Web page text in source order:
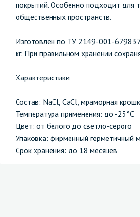
покрытий. Особенно подходит для
общественных пространств.
Изготовлен по ТУ 2149-001-
кг. При правильном хранении
Характеристики
Состав: NaCl, CaCl, мраморная
Температура применения: до -25°C
Цвет: от белого до светло-серого
Упаковка: фирменный герметичный
Срок хранения: до 18 месяцев